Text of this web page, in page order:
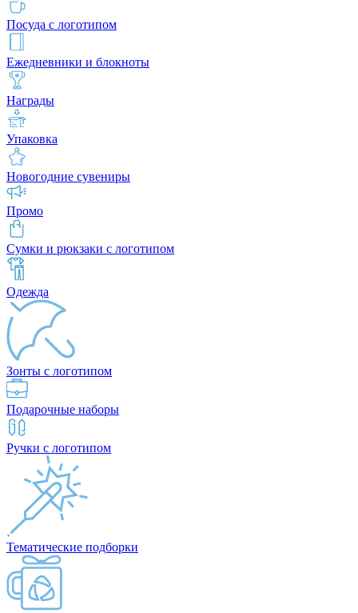
Посуда с логотипом
Ежедневники и блокноты
Награды
Упаковка
Новогодние сувениры
Промо
Сумки и рюкзаки с логотипом
Одежда
Зонты с логотипом
Подарочные наборы
Ручки с логотипом
Тематические подборки